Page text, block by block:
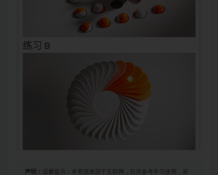
声明： 温馨提示：本资源来源于互联网，仅供参考学习使用，若